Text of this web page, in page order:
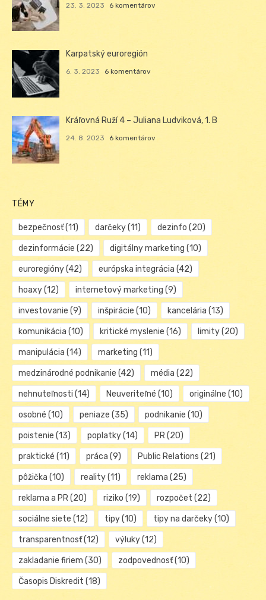
23. 3. 2023 6 komentárov
Karpatský euroregión
6. 3. 2023 6 komentárov
Kráľovná Ruží 4 – Juliana Ludviková, 1. B
24. 8. 2023 6 komentárov
TÉMY
bezpečnosť(11) darčeky(11) dezinfo (20)
dezinformácie (22) digitálny marketing (10)
euroregióny(42) európska integrácia (42)
hoaxy(12) internetový marketing (9)
investovanie (9) inšpirácie (10) kancelária (13)
komunikácia (10) kritické myslenie (16) limity(20)
manipulácia (14) marketing (11)
medzinárodné podnikanie (42) média (22)
nehnuteľnosti (14) Neuveriteľné (10) originálne (10)
osobné (10) peniaze (35) podnikanie (10)
poistenie (13) poplatky(14) PR(20)
praktické (11) práca (9) Public Relations (21)
pôžička (10) reality(11) reklama (25)
reklama a PR(20) riziko (19) rozpočet (22)
sociálne siete (12) tipy(10) tipy na darčeky(10)
transparentnosť(12) výluky(12)
zakladanie firiem (30) zodpovednosť(10)
Časopis Diskredit (18)